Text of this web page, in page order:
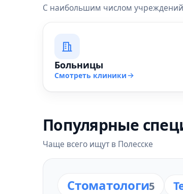
С наибольшим числом учреждений
Больницы
Смотреть клиники
Популярные
Чаще всего ищут в Полесске
Стоматологи5